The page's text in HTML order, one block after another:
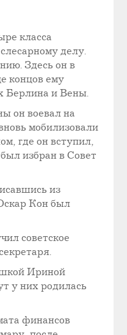
класса
делу.
Здесь он в
концов ему
Берлина и Вены.
он воевал на
мобилизовали
где он вступил,
избран в Совет
из
Кон был
советское
Ириной
у них родилась
финансов